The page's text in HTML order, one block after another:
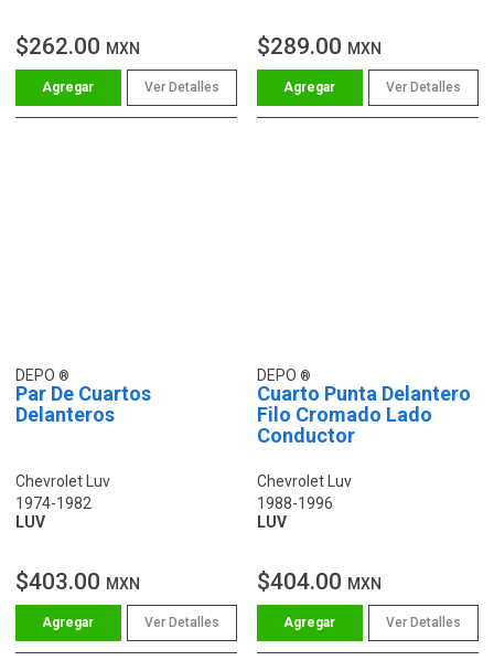
$262.00 MXN
Ver Detalles
$289.00 MXN
Ver Detalles
DEPO
Par De Cuartos
Delanteros
Chevrolet Luv
1974-1982
LUV
$403.00 MXN
Ver Detalles
DEPO
Cuarto Punta Delantero
Filo Cromado Lado
Conductor
Chevrolet Luv
1988-1996
LUV
$404.00 MXN
Ver Detalles